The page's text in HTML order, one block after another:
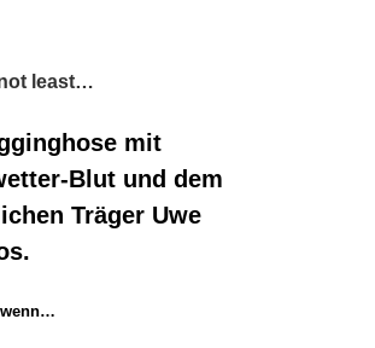
least…
mit
Blut und dem
Träger Uwe
wenn…